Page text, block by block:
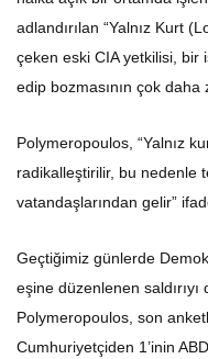
adlandırılan “Yalnız Kurt
çeken eski CIA yetkilisi, bir
edip bozmasının çok daha
Polymeropoulos, “Yalnız
radikalleştirilir, bu nedenle
vatandaşlarından gelir”
Geçtiğimiz günlerde
eşine düzenlenen
Polymeropoulos, son
Cumhuriyetçiden 1’inin